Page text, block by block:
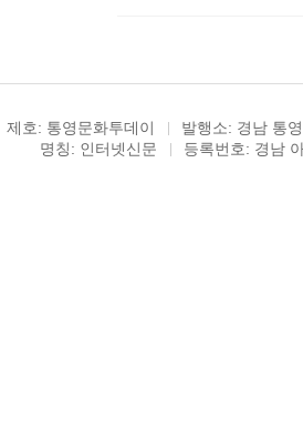
제호: 통영문화투데이
발행소: 경남 통
명칭: 인터넷신문
등록번호: 경남